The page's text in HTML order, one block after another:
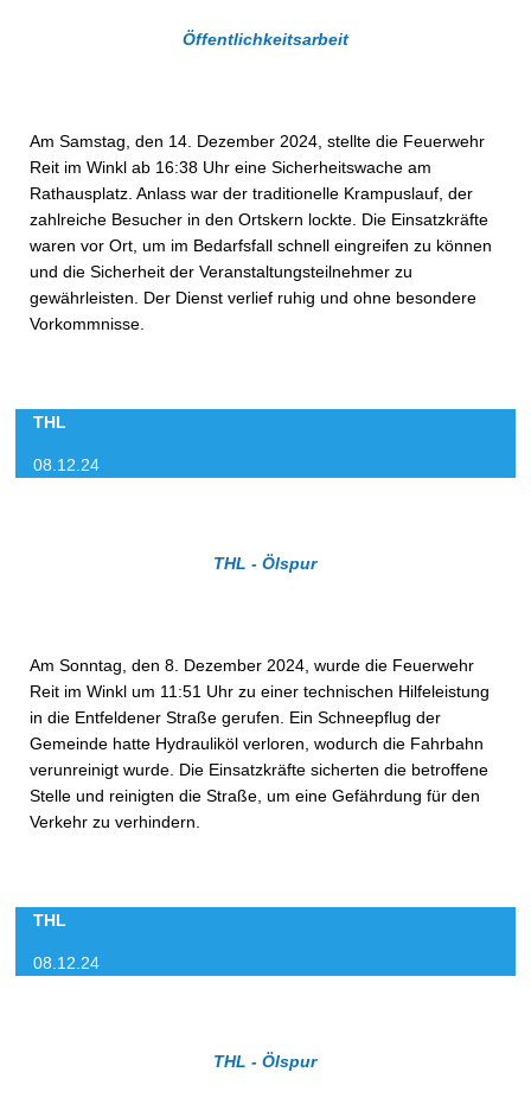
Öffentlichkeitsarbeit
Am Samstag, den 14. Dezember 2024, stellte die Feuerwehr
Reit im Winkl ab 16:38 Uhr eine Sicherheitswache am
Rathausplatz. Anlass war der traditionelle Krampuslauf, der
zahlreiche Besucher in den Ortskern lockte. Die Einsatzkräfte
waren vor Ort, um im Bedarfsfall schnell eingreifen zu können
und die Sicherheit der Veranstaltungsteilnehmer zu
gewährleisten. Der Dienst verlief ruhig und ohne besondere
Vorkommnisse.
THL
08.12.24
THL - Ölspur
Am Sonntag, den 8. Dezember 2024, wurde die Feuerwehr
Reit im Winkl um 11:51 Uhr zu einer technischen Hilfeleistung
in die Entfeldener Straße gerufen. Ein Schneepflug der
Gemeinde hatte Hydrauliköl verloren, wodurch die Fahrbahn
verunreinigt wurde. Die Einsatzkräfte sicherten die betroffene
Stelle und reinigten die Straße, um eine Gefährdung für den
Verkehr zu verhindern.
THL
08.12.24
THL - Ölspur